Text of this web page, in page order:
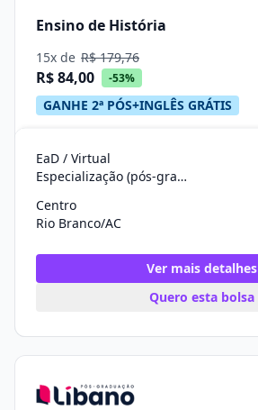
Ensino de História
15x de R$ 179,76
R$ 84,00 -53%
GANHE 2ª PÓS+INGLÊS GRÁTIS
EaD / Virtual
Especialização (pós-graduação)
Centro
Rio Branco/AC
Ver mais detalhes
Quero esta bolsa